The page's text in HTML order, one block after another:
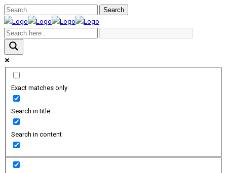
Exact matches only
Search in title
Search in content